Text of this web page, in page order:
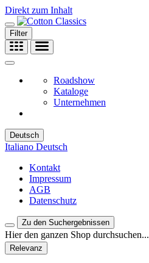
Direkt zum Inhalt
Filter
Roadshow
Kataloge
Unternehmen
Deutsch
Italiano Deutsch
Kontakt
Impressum
AGB
Datenschutz
Zu den Suchergebnissen
Hier den ganzen Shop durchsuchen...
Relevanz